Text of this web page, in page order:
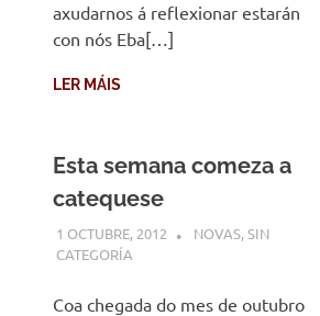
axudarnos á reflexionar estarán
con nós Eba[…]
LER MÁIS
Esta semana comeza a
catequese
1 OCTUBRE, 2012 DESARROLLO
NOVAS,SIN
CATEGORÍA
Coa chegada do mes de outubro